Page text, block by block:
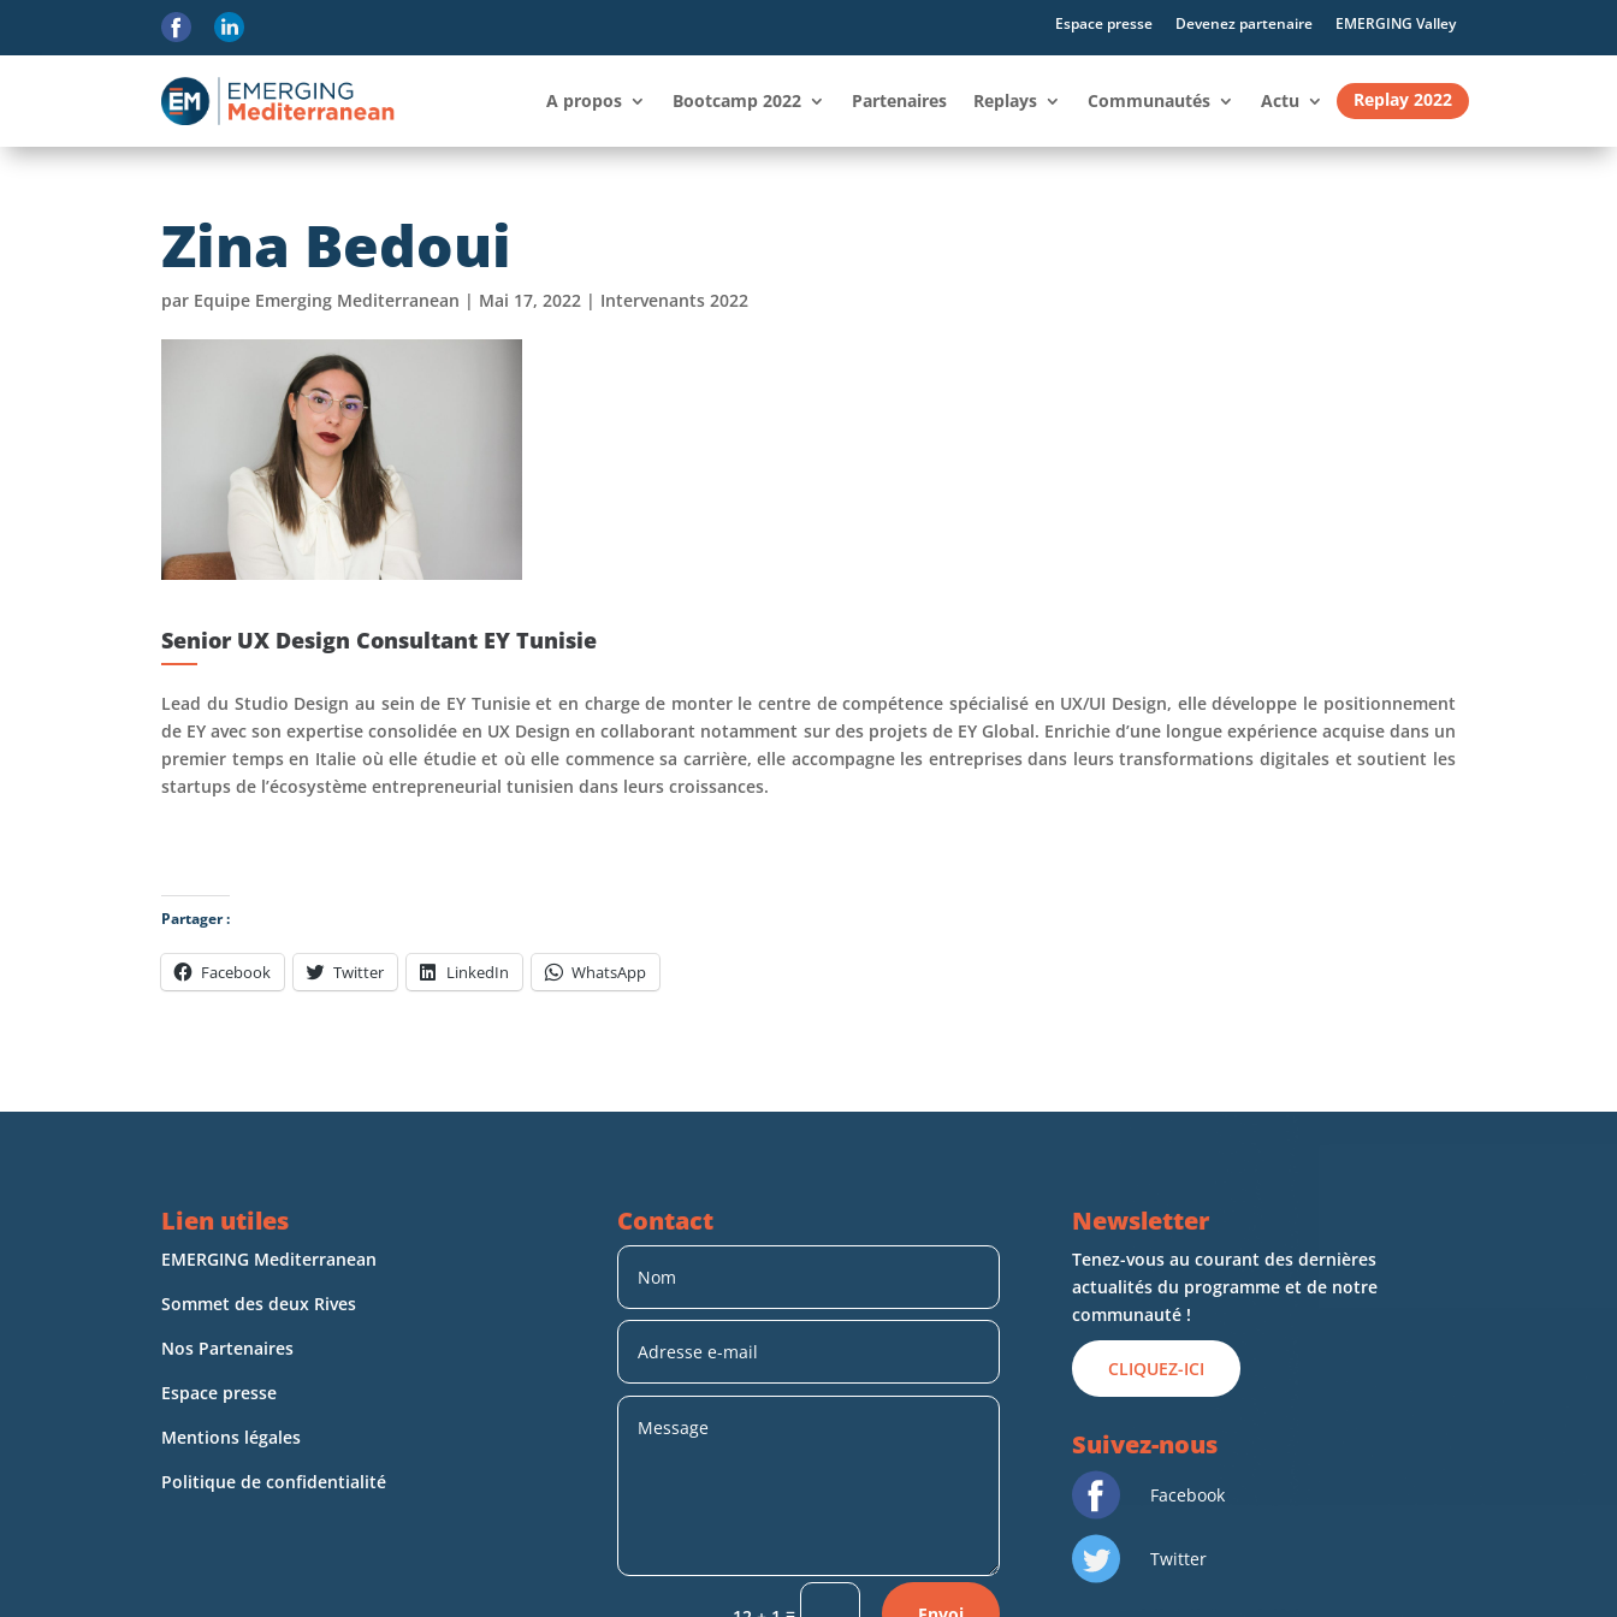
Espace presse Devenez partenaire EMERGING Valley
A propos Bootcamp 2022 Partenaires Replays Communautés Actu Replay 2022
Zina Bedoui
par Equipe Emerging Mediterranean | Mai 17, 2022 | Intervenants 2022
Senior UX Design Consultant EY Tunisie
Lead du Studio Design au sein de EY Tunisie et en charge de monter le centre de compétence spécialisé en UX/UI Design, elle développe le positionnement
de EY avec son expertise consolidée en UX Design en collaborant notamment sur des projets de EY Global. Enrichie d’une longue expérience acquise dans un
premier temps en Italie où elle étudie et où elle commence sa carrière, elle accompagne les entreprises dans leurs transformations digitales et soutient les
startups de l’écosystème entrepreneurial tunisien dans leurs croissances.
Partager :
Facebook Twitter LinkedIn WhatsApp
Lien utiles
EMERGING Mediterranean
Sommet des deux Rives
Nos Partenaires
Espace presse
Mentions légales
Politique de confidentialité
Contact Newsletter
Tenez-vous au courant des dernières
actualités du programme et de notre
communauté !
CLIQUEZ-ICI
Suivez-nous
Facebook
Twitter